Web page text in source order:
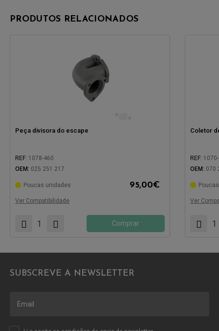
PRODUTOS RELACIONADOS
Peça divisora do escape
REF: 1078-460
OEM: 025 251 217
Poucas unidades 95,00€
Ver Compatibilidade
Comprar
Coletor
REF:
OEM: 070
Ver
SUBSCREVE A NEWSLETTER